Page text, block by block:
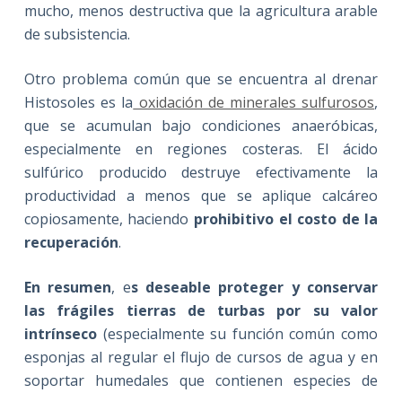
mucho, menos destructiva que la agricultura arable
de subsistencia.
Otro problema común que se encuentra al drenar
Histosoles es la oxidación de minerales sulfurosos,
que se acumulan bajo condiciones anaeróbicas,
especialmente en regiones costeras. El ácido
sulfúrico producido destruye efectivamente la
productividad a menos que se aplique calcáreo
copiosamente, haciendo prohibitivo el costo de la
recuperación.
En resumen, es deseable proteger y conservar
las frágiles tierras de turbas por su valor
intrínseco(especialmente su función común como
esponjas al regular el flujo de cursos de agua y en
soportar humedales que contienen especies de